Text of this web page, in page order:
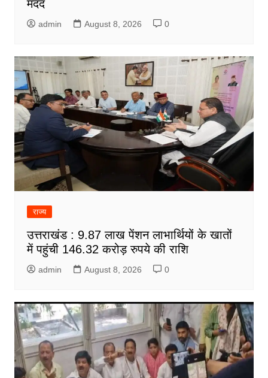
मदद
admin August 8, 2026 0
राज्य
उत्तराखंड : 9.87 लाख पेंशन लाभार्थियों के खातों
में पहुंची 146.32 करोड़ रुपये की राशि
admin August 8, 2026 0